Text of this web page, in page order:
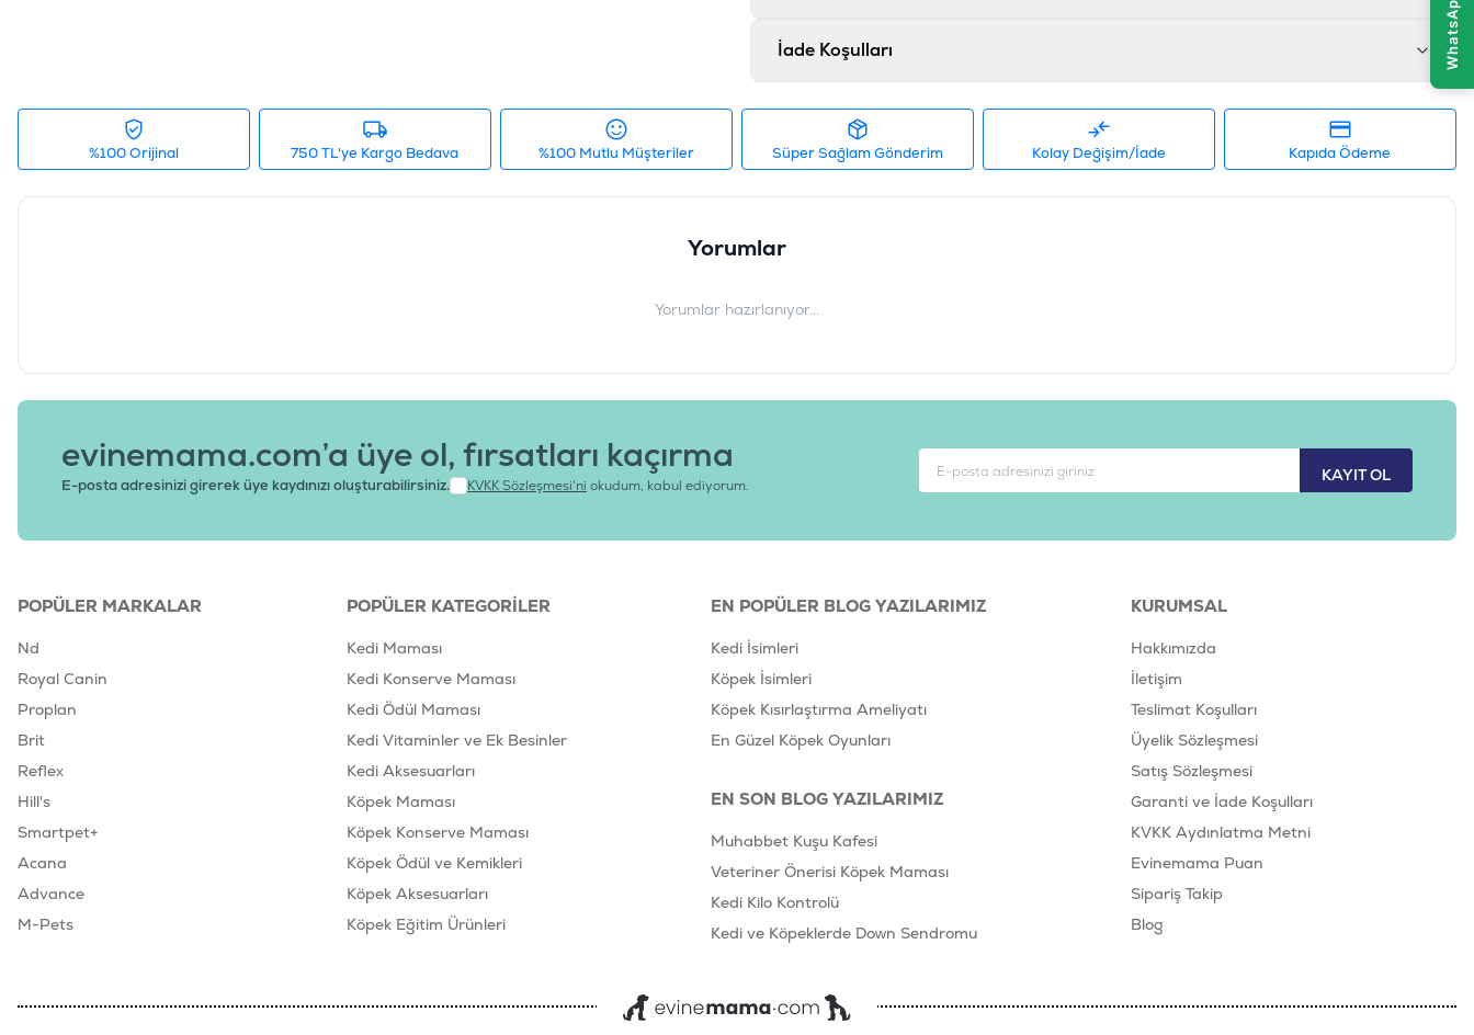
İade Koşulları
%100 Orijinal 750 TL'ye Kargo Bedava %100 Mutlu Müşteriler Süper Sağlam Gönderim Kolay Değişim/İade Kapıda Ödeme
Yorumlar
Yorumlar hazırlanıyor...
KAYIT OL
evinemama.com’a üye ol, fırsatları kaçırma
E-posta adresinizi girerek üye kaydınızı oluşturabilirsiniz. KVKK Sözleşmesi'ni okudum, kabul ediyorum.
POPÜLER MARKALAR
Nd
Royal Canin
Proplan
Brit
Reflex
Hill's
Smartpet+
Acana
Advance
M-Pets
POPÜLER KATEGORILER
Kedi Maması
Kedi Konserve Maması
Kedi Ödül Maması
Kedi Vitaminler ve Ek Besinler
Kedi Aksesuarları
Köpek Maması
Köpek Konserve Maması
Köpek Ödül ve Kemikleri
Köpek Aksesuarları
Köpek Eğitim Ürünleri
EN POPÜLER BLOG YAZILARIMIZ
Kedi İsimleri
Köpek İsimleri
Köpek Kısırlaştırma Ameliyatı
En Güzel Köpek Oyunları
EN SON BLOG YAZILARIMIZ
Muhabbet Kuşu Kafesi
Veteriner Önerisi Köpek Maması
Kedi Kilo Kontrolü
Kedi ve Köpeklerde Down Sendromu
KURUMSAL
Hakkımızda
İletişim
Teslimat Koşulları
Üyelik Sözleşmesi
Satış Sözleşmesi
Garanti ve İade Koşulları
KVKK Aydınlatma Metni
Evinemama Puan
Sipariş Takip
Blog